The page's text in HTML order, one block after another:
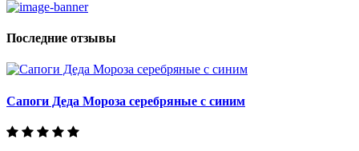
Последние отзывы
Сапоги Деда Мороза серебряные с синим